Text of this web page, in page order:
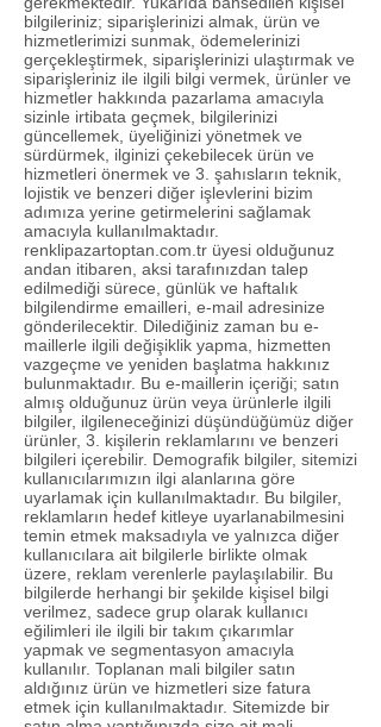
bilgileriniz; siparişlerinizi almak, ürün ve
hizmetlerimizi sunmak, ödemelerinizi
gerçekleştirmek, siparişlerinizi ulaştırmak ve
siparişleriniz ile ilgili bilgi vermek, ürünler ve
hizmetler hakkında pazarlama amacıyla
sizinle irtibata geçmek, bilgilerinizi
güncellemek, üyeliğinizi yönetmek ve
sürdürmek, ilginizi çekebilecek ürün ve
hizmetleri önermek ve 3. şahısların teknik,
lojistik ve benzeri diğer işlevlerini bizim
adımıza yerine getirmelerini sağlamak
amacıyla kullanılmaktadır.
renklipazartoptan.com.tr üyesi olduğunuz
andan itibaren, aksi tarafınızdan talep
edilmediği sürece, günlük ve haftalık
bilgilendirme emailleri, e-mail adresinize
gönderilecektir. Dilediğiniz zaman bu e-
maillerle ilgili değişiklik yapma, hizmetten
vazgeçme ve yeniden başlatma hakkınız
bulunmaktadır. Bu e-maillerin içeriği; satın
almış olduğunuz ürün veya ürünlerle ilgili
bilgiler, ilgileneceğinizi düşündüğümüz diğer
ürünler, 3. kişilerin reklamlarını ve benzeri
bilgileri içerebilir. Demografik bilgiler, sitemizi
kullanıcılarımızın ilgi alanlarına göre
uyarlamak için kullanılmaktadır. Bu bilgiler,
reklamların hedef kitleye uyarlanabilmesini
temin etmek maksadıyla ve yalnızca diğer
kullanıcılara ait bilgilerle birlikte olmak
üzere, reklam verenlerle paylaşılabilir. Bu
bilgilerde herhangi bir şekilde kişisel bilgi
verilmez, sadece grup olarak kullanıcı
eğilimleri ile ilgili bir takım çıkarımlar
yapmak ve segmentasyon amacıyla
kullanılır. Toplanan mali bilgiler satın
aldığınız ürün ve hizmetleri size fatura
etmek için kullanılmaktadır. Sitemizde bir